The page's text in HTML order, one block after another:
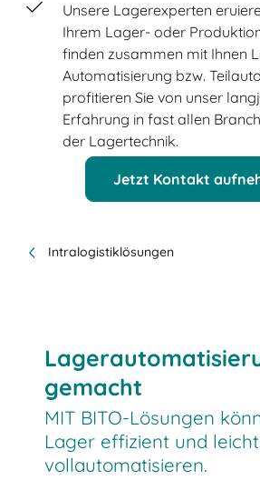
Unsere Lagerexperten
Ihrem Lager- oder
finden zusammen mit Ihnen
Automatisierung bzw.
profitieren Sie von unser
Erfahrung in fast allen
der Lagertechnik.
Jetzt Kontakt
Intralogistiklösungen
gemacht
MIT BITO-Lösungen
Lager effizient und
vollautomatisieren.